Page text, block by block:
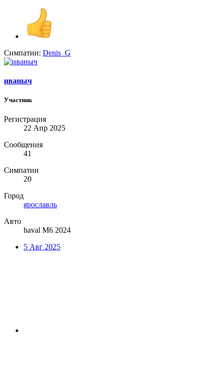
Симпатии: Denis_G
иваныч
Участник
Регистрация
22 Апр 2025
Сообщения
41
Симпатии
20
Город
ярославль
Авто
haval M6 2024
5 Авг 2025